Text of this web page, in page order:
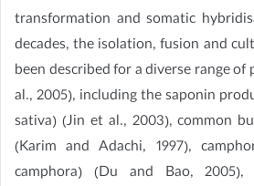
transformation and somatic
decades, the isolation, fusion and
been described for a diverse range of
al., 2005), including the saponin
sativa) (Jin et al., 2003), common
(Karim and Adachi, 1997),
camphora) (Du and Bao,